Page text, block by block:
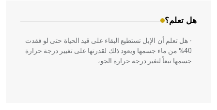
هل تعلم؟
- هل تعلم أن الإبل تستطيع البقاء على قيد الحياة حتى لو فقدت
40% من ماء جسمها ويعود ذلك لقدرتها على تغيير درجة حرارة
جسمها تبعاً لتغير درجة حرارة الجو،